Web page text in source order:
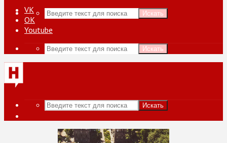
Искать
VK
ОК
Youtube
Искать
Искать